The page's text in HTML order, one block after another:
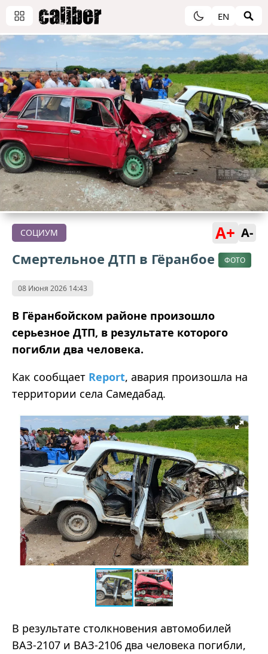
EN
СОЦИУМ A+ A-
Смертельное ДТП в Гёранбое ФОТО
08 Июня 2026 14:43
В Гёранбойском районе произошло
серьезное ДТП, в результате которого
погибли два человека.
Как сообщает Report, авария произошла на
территории села Самедабад.
В результате столкновения автомобилей
ВАЗ-2107 и ВАЗ-2106 два человека погибли,